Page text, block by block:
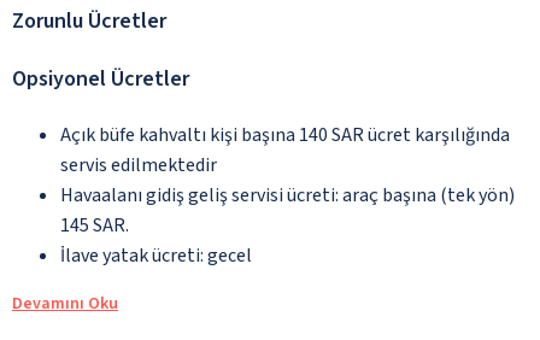
Zorunlu Ücretler
Opsiyonel Ücretler
Açık büfe kahvaltı kişi başına 140 SAR ücret karşılığında
servis edilmektedir
Havaalanı gidiş geliş servisi ücreti: araç başına (tek yön)
145 SAR.
İlave yatak ücreti: gecel
Devamını Oku